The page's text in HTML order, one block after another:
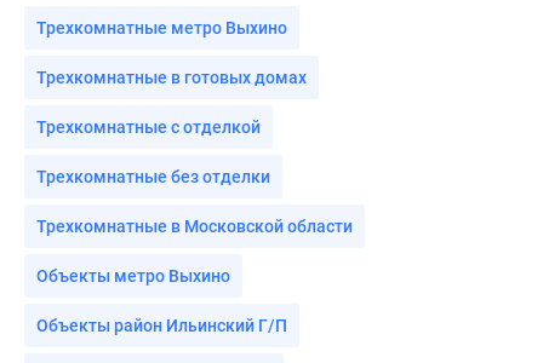
Трехкомнатные метро Выхино
Трехкомнатные в готовых домах
Трехкомнатные с отделкой
Трехкомнатные без отделки
Трехкомнатные в Московской области
Объекты метро Выхино
Объекты район Ильинский Г/П